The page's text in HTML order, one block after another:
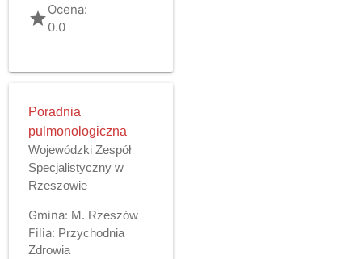
gradeOcena:
0.0
Poradnia
pulmonologiczna
Wojewódzki Zespół
Specjalistyczny w
Rzeszowie
Gmina: M. Rzeszów
Filia: Przychodnia
Zdrowia